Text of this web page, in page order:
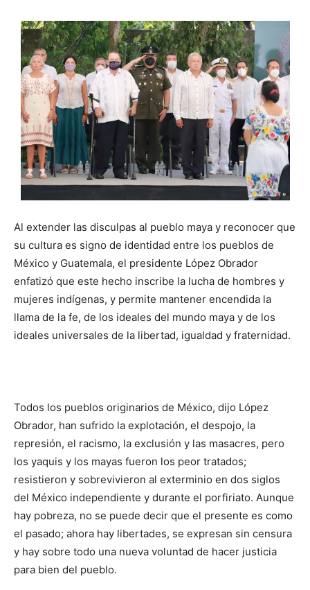
Al extender las disculpas al pueblo maya y reconocer que
su cultura es signo de identidad entre los pueblos de
México y Guatemala, el presidente López Obrador
enfatizó que este hecho inscribe la lucha de hombres y
mujeres indígenas, y permite mantener encendida la
llama de la fe, de los ideales del mundo maya y de los
ideales universales de la libertad, igualdad y fraternidad.
Todos los pueblos originarios de México, dijo López
Obrador, han sufrido la explotación, el despojo, la
represión, el racismo, la exclusión y las masacres, pero
los yaquis y los mayas fueron los peor tratados;
resistieron y sobrevivieron al exterminio en dos siglos
del México independiente y durante el porfiriato. Aunque
hay pobreza, no se puede decir que el presente es como
el pasado; ahora hay libertades, se expresan sin censura
y hay sobre todo una nueva voluntad de hacer justicia
para bien del pueblo.